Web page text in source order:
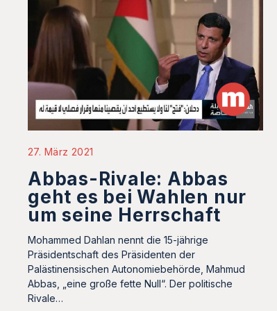
27. März 2021
Abbas-Rivale: Abbas
geht es bei Wahlen nur
um seine Herrschaft
Mohammed Dahlan nennt die 15-jährige
Präsidentschaft des Präsidenten der
Palästinensischen Autonomiebehörde, Mahmud
Abbas, „eine große fette Null“. Der politische
Rivale…